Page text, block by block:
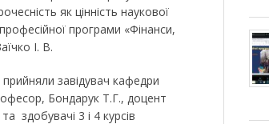
як цінність наукової
програми «Фінанси,
І. В.
завідувач кафедри
Бондарук Т.Г., доцент
здобувачі 3 і 4 курсів